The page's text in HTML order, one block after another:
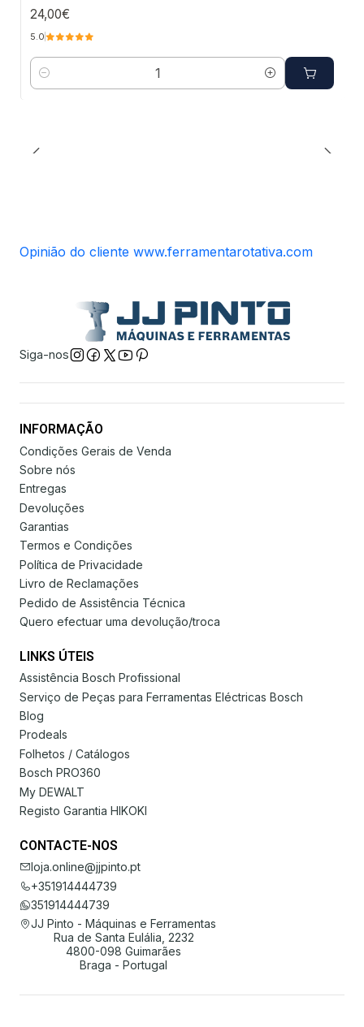
24,00€
5.0
Quantidade
Opinião do cliente www.ferramentarotativa.com
Siga-nos
INFORMAÇÃO
Condições Gerais de Venda
Sobre nós
Entregas
Devoluções
Garantias
Termos e Condições
Política de Privacidade
Livro de Reclamações
Pedido de Assistência Técnica
Quero efectuar uma devolução/troca
LINKS ÚTEIS
Assistência Bosch Profissional
Serviço de Peças para Ferramentas Eléctricas Bosch
Blog
Prodeals
Folhetos / Catálogos
Bosch PRO360
My DEWALT
Registo Garantia HIKOKI
CONTACTE-NOS
loja.online@jjpinto.pt
+351914444739
351914444739
JJ Pinto - Máquinas e Ferramentas
Rua de Santa Eulália, 2232
4800-098 Guimarães
Braga - Portugal